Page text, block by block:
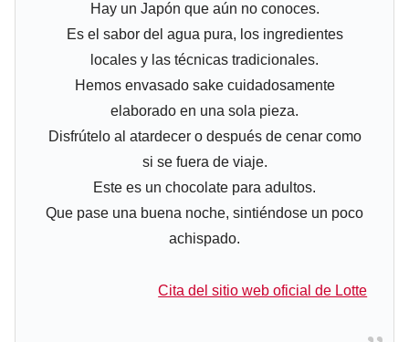
Hay un Japón que aún no conoces.
Es el sabor del agua pura, los ingredientes
locales y las técnicas tradicionales.
Hemos envasado sake cuidadosamente
elaborado en una sola pieza.
Disfrútelo al atardecer o después de cenar como
si se fuera de viaje.
Este es un chocolate para adultos.
Que pase una buena noche, sintiéndose un poco
achispado.
Cita del sitio web oficial de Lotte